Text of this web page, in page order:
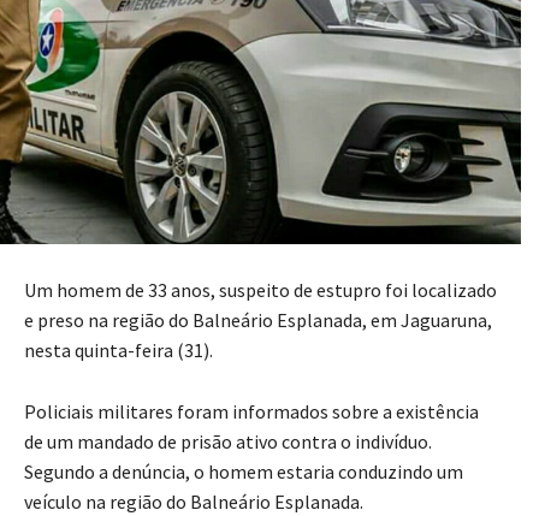
Um homem de 33 anos, suspeito de estupro foi localizado
e preso na região do Balneário Esplanada, em Jaguaruna,
nesta quinta-feira (31).
Policiais militares foram informados sobre a existência
de um mandado de prisão ativo contra o indivíduo.
Segundo a denúncia, o homem estaria conduzindo um
veículo na região do Balneário Esplanada.